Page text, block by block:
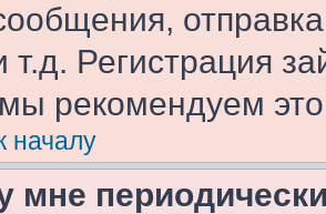
т.д. Регистрация
рекомендуем
началу
мне